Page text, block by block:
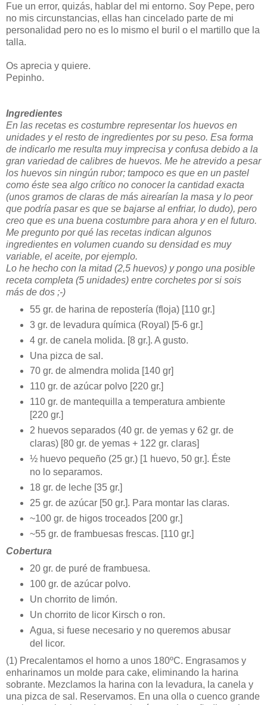
Fue un error, quizás, hablar del mi entorno. Soy Pepe, pero
no mis circunstancias, ellas han cincelado parte de mi
personalidad pero no es lo mismo el buril o el martillo que la
talla.
Os aprecia y quiere.
Pepinho.
Ingredientes
En las recetas es costumbre representar los huevos en
unidades y el resto de ingredientes por su peso. Esa forma
de indicarlo me resulta muy imprecisa y confusa debido a la
gran variedad de calibres de huevos. Me he atrevido a pesar
los huevos sin ningún rubor; tampoco es que en un pastel
como éste sea algo crítico no conocer la cantidad exacta
(unos gramos de claras de más airearían la masa y lo peor
que podría pasar es que se bajarse al enfriar, lo dudo), pero
creo que es una buena costumbre para ahora y en el futuro.
Me pregunto por qué las recetas indican algunos
ingredientes en volumen cuando su densidad es muy
variable, el aceite, por ejemplo.
Lo he hecho con la mitad (2,5 huevos) y pongo una posible
receta completa (5 unidades) entre corchetes por si sois
más de dos ;-)
55 gr. de harina de repostería (floja) [110 gr.]
3 gr. de levadura química (Royal) [5-6 gr.]
4 gr. de canela molida. [8 gr.]. A gusto.
Una pizca de sal.
70 gr. de almendra molida [140 gr]
110 gr. de azúcar polvo [220 gr.]
110 gr. de mantequilla a temperatura ambiente
[220 gr.]
2 huevos separados (40 gr. de yemas y 62 gr. de
claras) [80 gr. de yemas + 122 gr. claras]
½ huevo pequeño (25 gr.) [1 huevo, 50 gr.]. Éste
no lo separamos.
18 gr. de leche [35 gr.]
25 gr. de azúcar [50 gr.]. Para montar las claras.
~100 gr. de higos troceados [200 gr.]
~55 gr. de frambuesas frescas. [110 gr.]
Cobertura
20 gr. de puré de frambuesa.
100 gr. de azúcar polvo.
Un chorrito de limón.
Un chorrito de licor Kirsch o ron.
Agua, si fuese necesario y no queremos abusar
del licor.
(1) Precalentamos el horno a unos 180ºC. Engrasamos y
enharinamos un molde para cake, eliminando la harina
sobrante. Mezclamos la harina con la levadura, la canela y
una pizca de sal. Reservamos. En una olla o cuenco grande